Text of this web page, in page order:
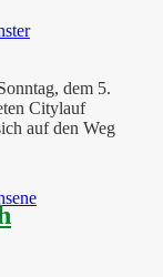
dem 5.
Citylauf
auf den Weg